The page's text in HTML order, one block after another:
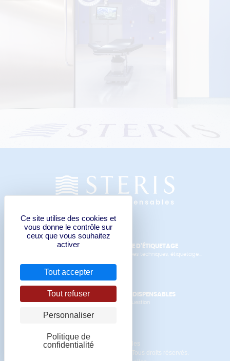
FORMULAIRE DE DEMANDE D'ÉTIQUETAGE
Manuels de l'opérateur, données techniques, étiquetage...
CONTACTER STERIS LES INDISPENSABLES
pour un devis ou pour toute question
Mentions Légales
© Copyright 2020 STERIS SAS. Tous droits réservés.
Ce site utilise des cookies et
vous donne le contrôle sur
ceux que vous souhaitez
activer
Tout accepter
Tout refuser
Personnaliser
Politique de
confidentialité